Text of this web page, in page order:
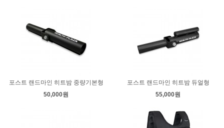
포스트 랜드마인 히트밤 중량기본형
50,000원
포스트 랜드마인 히트밤 듀얼형
55,000원